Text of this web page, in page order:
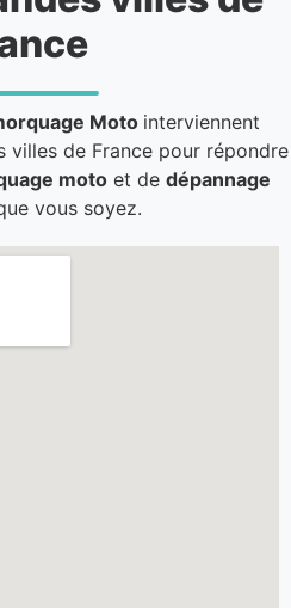
Moto interviennent
villes de France pour répondre
motoet de dépannage
vous soyez.